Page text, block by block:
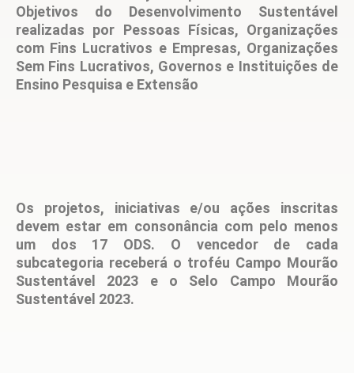
Objetivos do Desenvolvimento Sustentável
realizadas por Pessoas Físicas, Organizações
com Fins Lucrativos e Empresas, Organizações
Sem Fins Lucrativos, Governos e Instituições de
Ensino Pesquisa e Extensão
Os projetos, iniciativas e/ou ações inscritas
devem estar em consonância com pelo menos
um dos 17 ODS. O vencedor de cada
subcategoria receberá o troféu Campo Mourão
Sustentável 2023 e o Selo Campo Mourão
Sustentável 2023.